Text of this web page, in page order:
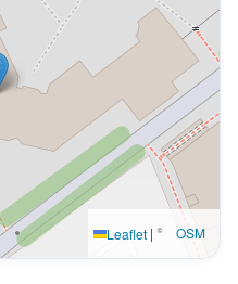
Leaflet | © OSM